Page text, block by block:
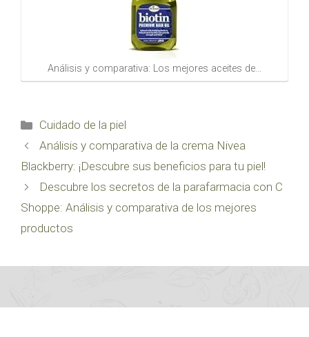
Análisis y comparativa: Los mejores aceites de…
Categorías
Cuidado de la piel
Análisis y comparativa de la crema Nivea
Blackberry: ¡Descubre sus beneficios para tu piel!
Descubre los secretos de la parafarmacia con C
Shoppe: Análisis y comparativa de los mejores
productos